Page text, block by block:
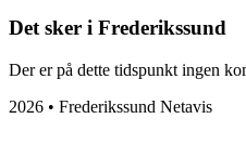
Det sker i Frederikssund
Der er på dette tidspunkt ingen
2026 • Frederikssund Netavis